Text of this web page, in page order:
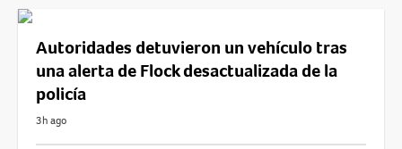
Autoridades detuvieron un vehículo tras
una alerta de Flock desactualizada de la
policía
3h ago